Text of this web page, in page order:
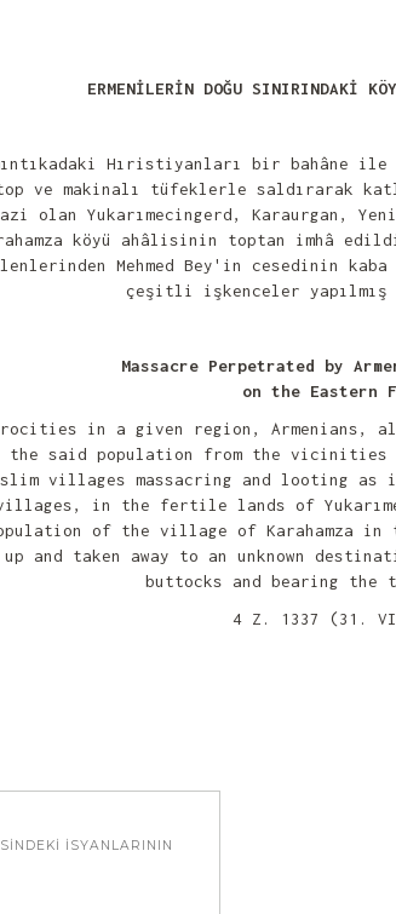
ERMENİLERİN DOĞU SINIRINDAKİ
Hıristiyanları bir bahâne
ve makinalı tüfeklerle saldırarak
Yukarımecingerd, Karaurgan,
köyü ahâlisinin toptan imhâ
Mehmed Bey'in cesedinin
çeşitli işkenceler yapılmış
Massacre Perpetrated by
on the Eastern
in a given region, Armenians,
said population from the vicinities
villages massacring and looting
in the fertile lands of
of the village of Karahamza
up and taken away to an unknown
buttocks and bearing the
4 Z. 1337 (31.
İSYANLARININ